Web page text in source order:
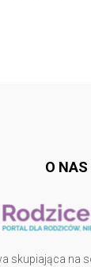
O NAS
skupiająca na